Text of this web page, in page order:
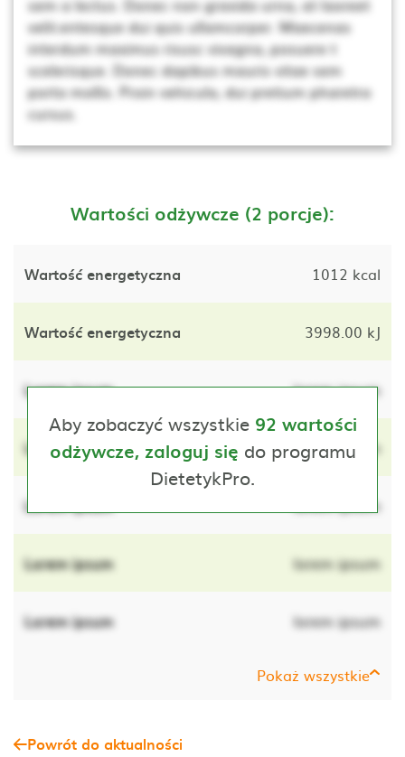
sem a lectus. Donec non gravida urna, at laoreet
velit.entesque dui quis ullamcorper. Maecenas
interdum maximus risusc vivagna, posuere t
scelerisque. Donec dapibus mauris vitae sem
porta mollis. Proin vehicula, dui pretium pharetra
cursus.
Wartości odżywcze (2 porcje):
Wartość energetyczna 1012 kcal
Wartość energetyczna 3998.00 kJ
Lorem ipsum lorem ipsum
Lorem ipsum lorem ipsum
Lorem ipsum lorem ipsum
Lorem ipsum lorem ipsum
Lorem ipsum lorem ipsum
Pokaż wszystkie
Aby zobaczyć wszystkie 92 wartości
odżywcze, zaloguj się do programu
DietetykPro.
Powrót do aktualności